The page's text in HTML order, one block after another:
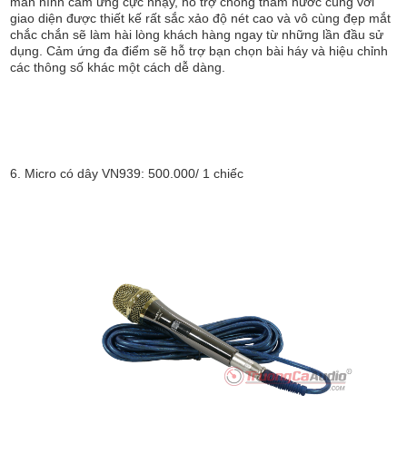
giao diện được thiết kế rất sắc xảo độ nét cao và vô cùng đẹp mắt
chắc chắn sẽ làm hài lòng khách hàng ngay từ những lần đầu sử
dụng. Cảm ứng đa điểm sẽ hỗ trợ bạn chọn bài háy và hiệu chỉnh
các thông số khác một cách dễ dàng.
6. Micro có dây VN939: 500.000/ 1 chiếc